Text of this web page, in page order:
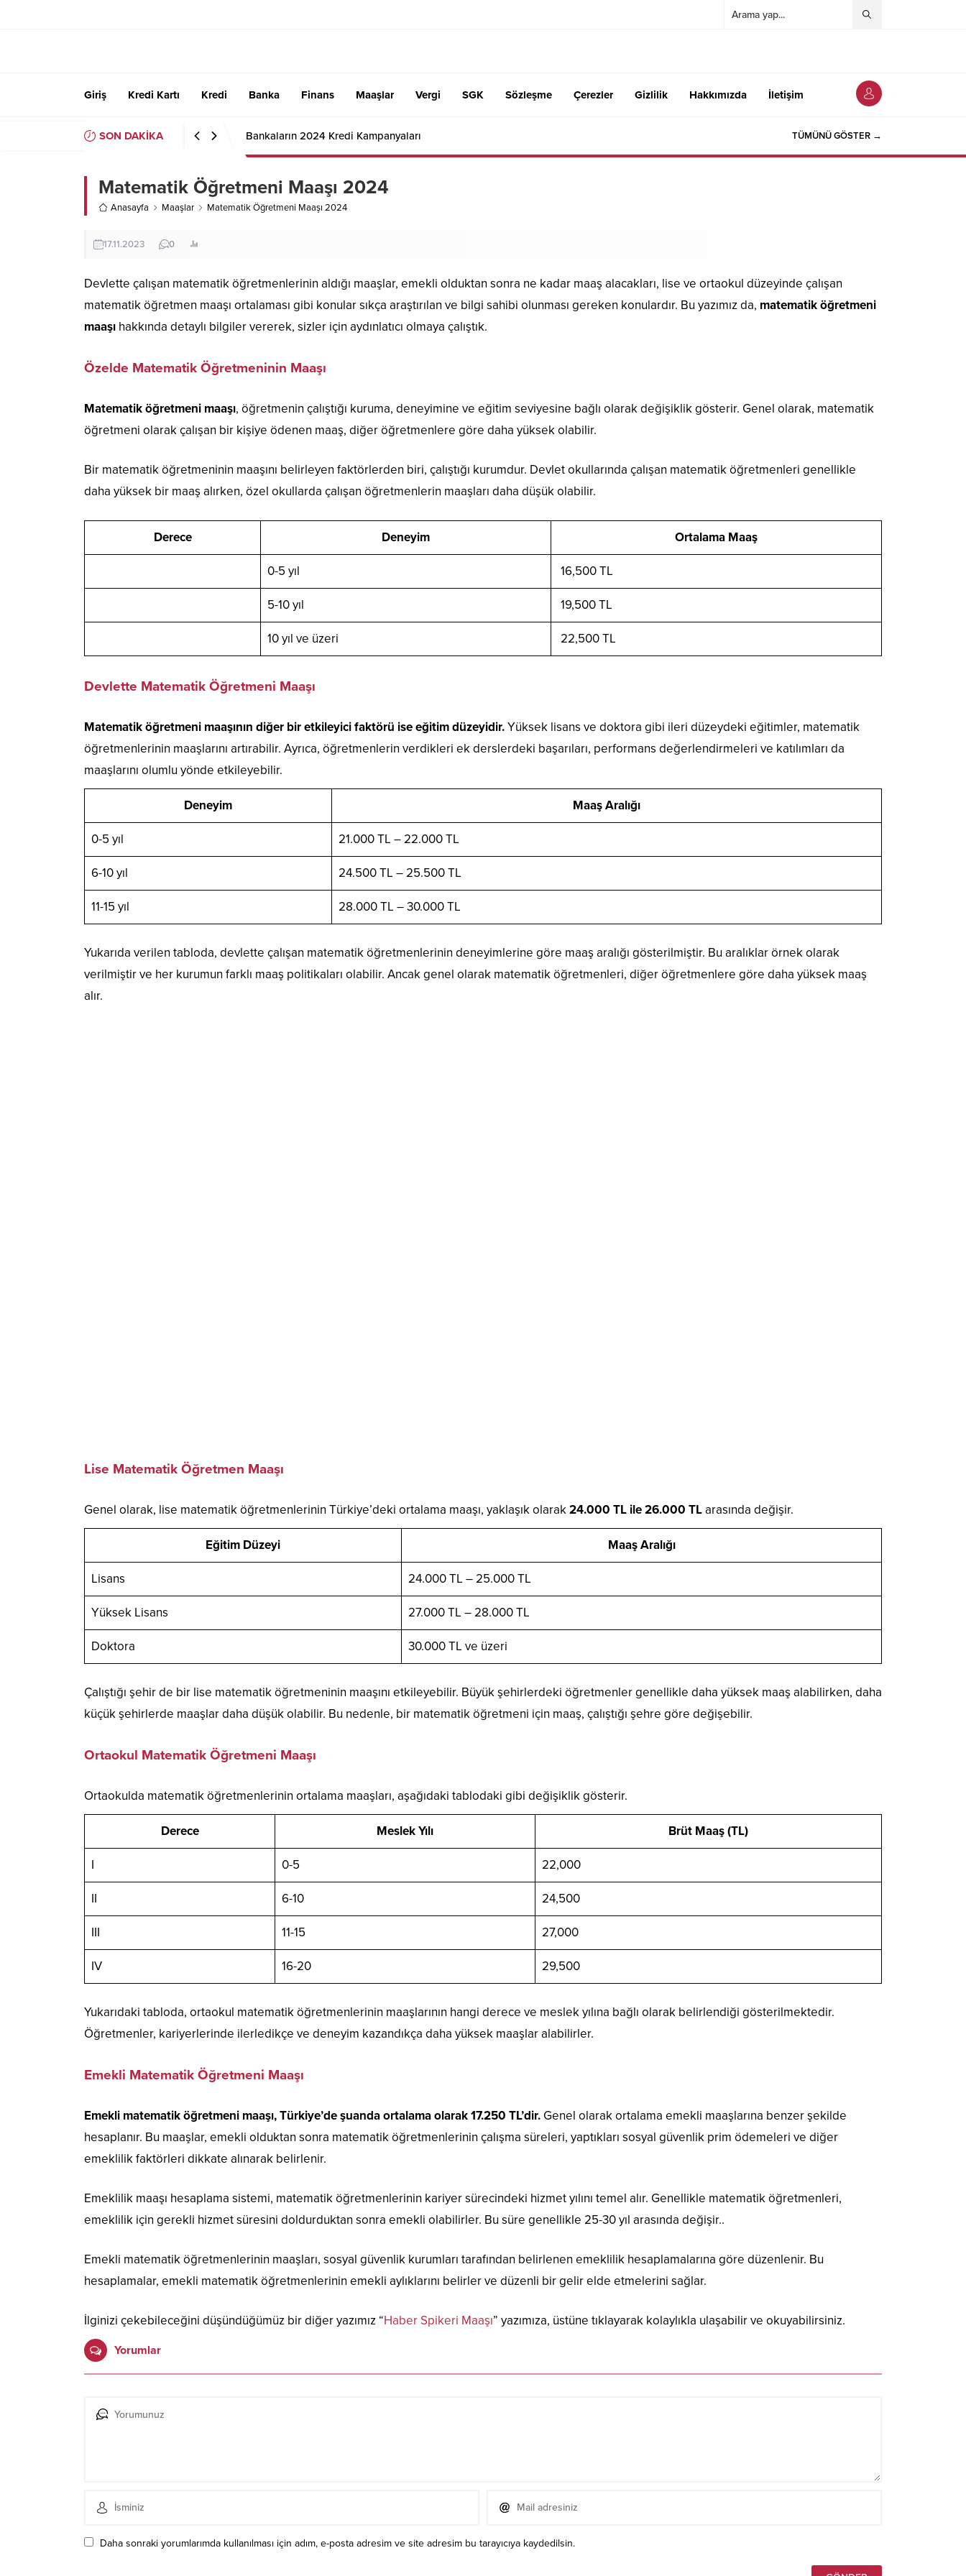
Giriş Kredi Kartı Kredi Banka Finans Maaşlar Vergi SGK Sözleşme Çerezler Gizlilik Hakkımızda İletişim
SON DAKİKA Bankaların 2024 Kredi Kampanyaları TÜMÜNÜ GÖSTER →
Matematik Öğretmeni Maaşı 2024
Anasayfa Maaşlar Matematik Öğretmeni Maaşı 2024
17.11.2023 0
Devlette çalışan matematik öğretmenlerinin aldığı maaşlar, emekli olduktan sonra ne kadar maaş alacakları, lise ve ortaokul düzeyinde çalışan
matematik öğretmen maaşı ortalaması gibi konular sıkça araştırılan ve bilgi sahibi olunması gereken konulardır. Bu yazımız da, matematik öğretmeni
maaşı hakkında detaylı bilgiler vererek, sizler için aydınlatıcı olmaya çalıştık.
Özelde Matematik Öğretmeninin Maaşı
Matematik öğretmeni maaşı, öğretmenin çalıştığı kuruma, deneyimine ve eğitim seviyesine bağlı olarak değişiklik gösterir. Genel olarak, matematik
öğretmeni olarak çalışan bir kişiye ödenen maaş, diğer öğretmenlere göre daha yüksek olabilir.
Bir matematik öğretmeninin maaşını belirleyen faktörlerden biri, çalıştığı kurumdur. Devlet okullarında çalışan matematik öğretmenleri genellikle
daha yüksek bir maaş alırken, özel okullarda çalışan öğretmenlerin maaşları daha düşük olabilir.
Derece Deneyim Ortalama Maaş
0-5 yıl 16,500 TL
5-10 yıl 19,500 TL
10 yıl ve üzeri 22,500 TL
Devlette Matematik Öğretmeni Maaşı
Matematik öğretmeni maaşının diğer bir etkileyici faktörü ise eğitim düzeyidir.Yüksek lisans ve doktora gibi ileri düzeydeki eğitimler, matematik
öğretmenlerinin maaşlarını artırabilir. Ayrıca, öğretmenlerin verdikleri ek derslerdeki başarıları, performans değerlendirmeleri ve katılımları da
maaşlarını olumlu yönde etkileyebilir.
Deneyim Maaş Aralığı
0-5 yıl 21.000 TL – 22.000 TL
6-10 yıl 24.500 TL – 25.500 TL
11-15 yıl 28.000 TL – 30.000 TL
Yukarıda verilen tabloda, devlette çalışan matematik öğretmenlerinin deneyimlerine göre maaş aralığı gösterilmiştir. Bu aralıklar örnek olarak
verilmiştir ve her kurumun farklı maaş politikaları olabilir. Ancak genel olarak matematik öğretmenleri, diğer öğretmenlere göre daha yüksek maaş
alır.
Lise Matematik Öğretmen Maaşı
Genel olarak, lise matematik öğretmenlerinin Türkiye’deki ortalama maaşı, yaklaşık olarak24.000 TL ile 26.000 TLarasında değişir.
Eğitim Düzeyi Maaş Aralığı
Lisans 24.000 TL – 25.000 TL
Yüksek Lisans 27.000 TL – 28.000 TL
Doktora 30.000 TL ve üzeri
Çalıştığı şehir de bir lise matematik öğretmeninin maaşını etkileyebilir. Büyük şehirlerdeki öğretmenler genellikle daha yüksek maaş alabilirken, daha
küçük şehirlerde maaşlar daha düşük olabilir. Bu nedenle, bir matematik öğretmeni için maaş, çalıştığı şehre göre değişebilir.
Ortaokul Matematik Öğretmeni Maaşı
Ortaokulda matematik öğretmenlerinin ortalama maaşları, aşağıdaki tablodaki gibi değişiklik gösterir.
Derece Meslek Yılı Brüt Maaş (TL)
I 0-5 22,000
II 6-10 24,500
III 11-15 27,000
IV 16-20 29,500
Yukarıdaki tabloda, ortaokul matematik öğretmenlerinin maaşlarının hangi derece ve meslek yılına bağlı olarak belirlendiği gösterilmektedir.
Öğretmenler, kariyerlerinde ilerledikçe ve deneyim kazandıkça daha yüksek maaşlar alabilirler.
Emekli Matematik Öğretmeni Maaşı
Emekli matematik öğretmeni maaşı, Türkiye’de şuanda ortalama olarak 17.250 TL’dir. Genel olarak ortalama emekli maaşlarına benzer şekilde
hesaplanır. Bu maaşlar, emekli olduktan sonra matematik öğretmenlerinin çalışma süreleri, yaptıkları sosyal güvenlik prim ödemeleri ve diğer
emeklilik faktörleri dikkate alınarak belirlenir.
Emeklilik maaşı hesaplama sistemi, matematik öğretmenlerinin kariyer sürecindeki hizmet yılını temel alır. Genellikle matematik öğretmenleri,
emeklilik için gerekli hizmet süresini doldurduktan sonra emekli olabilirler. Bu süre genellikle 25-30 yıl arasında değişir..
Emekli matematik öğretmenlerinin maaşları, sosyal güvenlik kurumları tarafından belirlenen emeklilik hesaplamalarına göre düzenlenir. Bu
hesaplamalar, emekli matematik öğretmenlerinin emekli aylıklarını belirler ve düzenli bir gelir elde etmelerini sağlar.
İlginizi çekebileceğini düşündüğümüz bir diğer yazımız “Haber Spikeri Maaşı” yazımıza, üstüne tıklayarak kolaylıkla ulaşabilir ve okuyabilirsiniz.
Yorumlar
Daha sonraki yorumlarımda kullanılması için adım, e-posta adresim ve site adresim bu tarayıcıya kaydedilsin.